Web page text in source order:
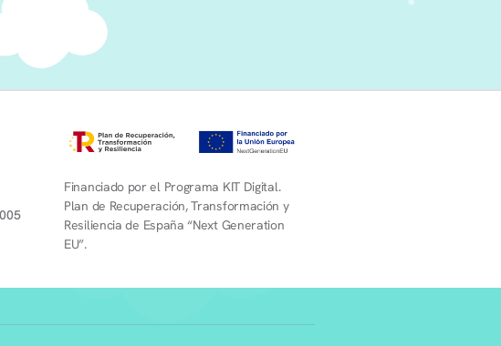
Financiado por el Programa KIT Digital.
Plan de Recuperación, Transformación y
Resiliencia de España “Next Generation
EU”.